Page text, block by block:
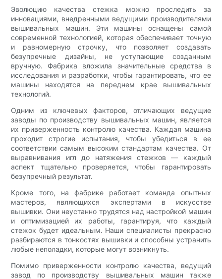
Эволюцию качества стежка можно проследить за
инновациями, внедренными ведущими производителями
вышивальных машин. Эти машины оснащены самой
современной технологией, которая обеспечивает точную
и равномерную строчку, что позволяет создавать
безупречные дизайны, не уступающие созданным
вручную. Фабрика вложила значительные средства в
исследования и разработки, чтобы гарантировать, что ее
машины находятся на переднем крае вышивальных
технологий.
Одним из ключевых факторов, отличающих ведущие
заводы по производству вышивальных машин, является
их приверженность контролю качества. Каждая машина
проходит строгие испытания, чтобы убедиться в ее
соответствии самым высоким стандартам качества. От
выравнивания игл до натяжения стежков — каждый
аспект тщательно проверяется, чтобы гарантировать
безупречный результат.
Кроме того, на фабрике работает команда опытных
мастеров, являющихся экспертами в искусстве
вышивки. Они неустанно трудятся над настройкой машин
и оптимизацией их работы, гарантируя, что каждый
стежок будет идеальным. Наши специалисты прекрасно
разбираются в тонкостях вышивки и способны устранить
любые неполадки, которые могут возникнуть.
Помимо приверженности контролю качества, ведущий
завод по производству вышивальных машин также